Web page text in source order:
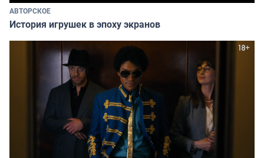
АВТОРСКОЕ
История игрушек в эпоху экранов